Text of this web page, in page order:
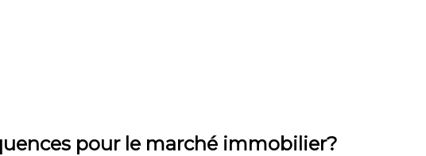
pour le marché immobilier?